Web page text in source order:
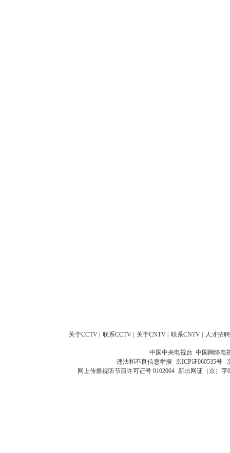
关于CCTV 联系CCTV 关于CNTV 联系CNTV 人才招聘
中国中央电视台 中国网络电
违法和不良信息举报 京ICP证060535号
网上传播视听节目许可证号 0102004 新出网证（京）